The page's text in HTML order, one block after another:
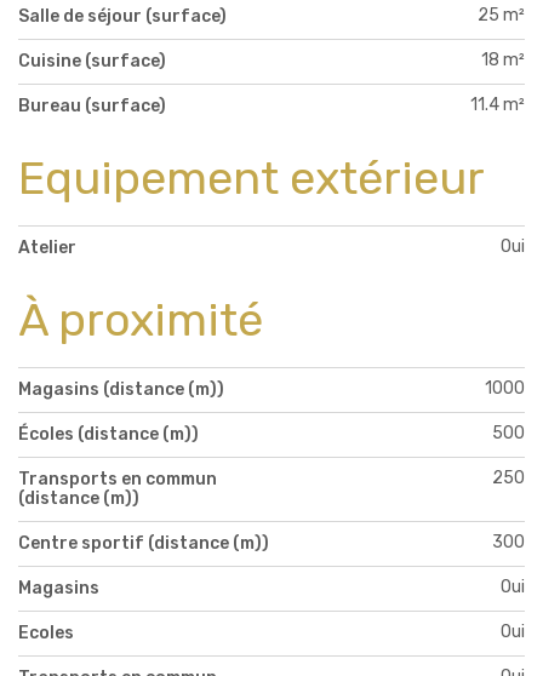
Salle de séjour (surface) 25 m²
Cuisine (surface) 18 m²
Bureau (surface) 11.4 m²
Equipement extérieur
Atelier Oui
À proximité
Magasins (distance (m)) 1000
Écoles (distance (m)) 500
Transports en commun
(distance (m))
250
Centre sportif (distance (m)) 300
Magasins Oui
Ecoles Oui